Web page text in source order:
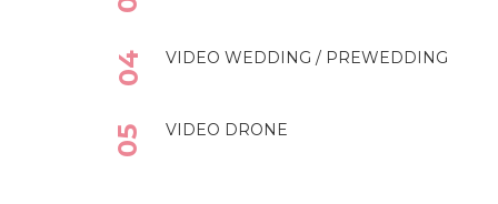
04 VIDEO WEDDING / PREWEDDING
05 VIDEO DRONE